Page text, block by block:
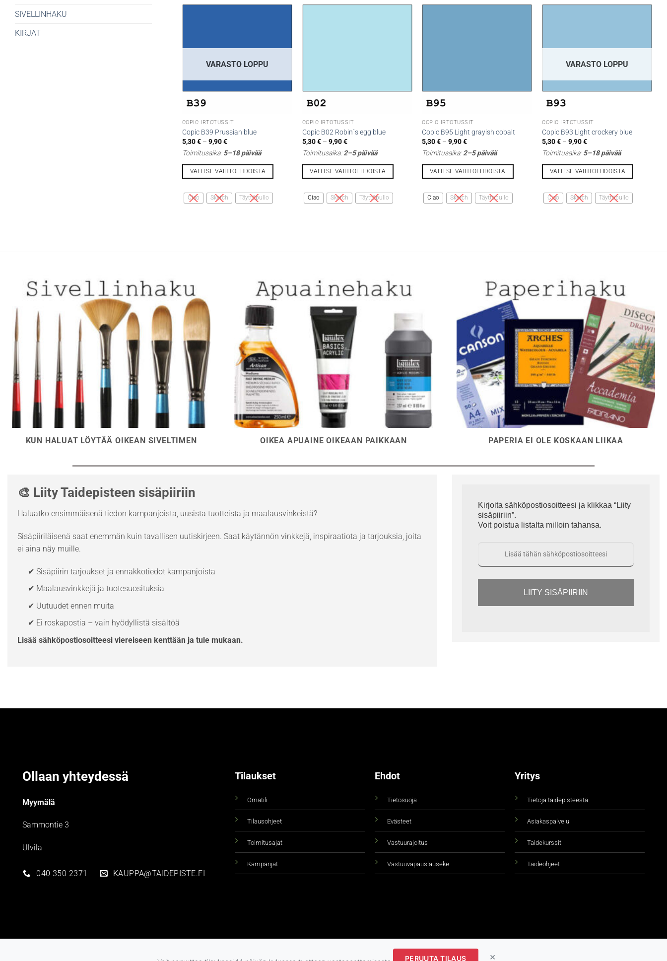
SIVELLINHAKU
KIRJAT
VARASTO LOPPU
COPIC IRTOTUSSIT
Copic B39 Prussian blue
5,30€ – 9,90€Hintaluokka:
-
Toimitusaika:5–18 päivää
VALITSE VAIHTOEHDOISTA
tuotteella
sivulla.
Ciao Sketch Täyttöpullo
COPIC IRTOTUSSIT
Copic B02 Robin´s egg blue
5,30€ – 9,90€Hintaluokka:
-
Toimitusaika:2–5 päivää
VALITSE VAIHTOEHDOISTA
tuotteella
sivulla.
Ciao Sketch Täyttöpullo
COPIC IRTOTUSSIT
Copic B95 Light grayish cobalt
5,30€ – 9,90€Hintaluokka:
-
Toimitusaika:2–5 päivää
VALITSE VAIHTOEHDOISTA
tuotteella
Ciao Sketch Täyttöpullo
VARASTO LOPPU
COPIC IRTOTUSSIT
Copic B93 Light crockery blue
5,30€ – 9,90€Hintaluokka:
-
Toimitusaika:5–18 päivää
VALITSE VAIHTOEHDOISTA
tuotteella
sivulla.
Ciao Sketch Täyttöpullo
KUN HALUAT LÖYTÄÄ OIKEAN SIVELTIMEN OIKEA APUAINE OIKEAAN PAIKKAAN PAPERIA EI OLE KOSKAAN LIIKAA
🎨 Liity Taidepisteen sisäpiiriin
Haluatko ensimmäisenä tiedon kampanjoista, uusista tuotteista ja maalausvinkeistä?
Sisäpiiriläisenä saat enemmän kuin tavallisen uutiskirjeen. Saat käytännön vinkkejä, inspiraatiota ja tarjouksia, joita
ei aina näy muille.
✔ Sisäpiirin tarjoukset ja ennakkotiedot kampanjoista
✔ Maalausvinkkejä ja tuotesuosituksia
✔ Uutuudet ennen muita
✔ Ei roskapostia – vain hyödyllistä sisältöä
Lisää sähköpostiosoitteesi viereiseen kenttään ja tule mukaan.
Kirjoita sähköpostiosoitteesi ja klikkaa “Liity
sisäpiiriin”.
Voit poistua listalta milloin tahansa.
LIITY SISÄPIIRIIN
Ollaan yhteydessä
Myymälä
Sammontie 3
Ulvila
040 350 2371 KAUPPA@TAIDEPISTE.FI
Tilaukset
Omatili
Tilausohjeet
Toimitusajat
Kampanjat
Ehdot
Tietosuoja
Evästeet
Vastuurajoitus
Vastuuvapauslauseke
Yritys
Tietoja taidepisteestä
Asiakaspalvelu
Taidekurssit
Taideohjeet
Copyright 2026 ©taidepiste.fi PERUUTA TILAUS ×